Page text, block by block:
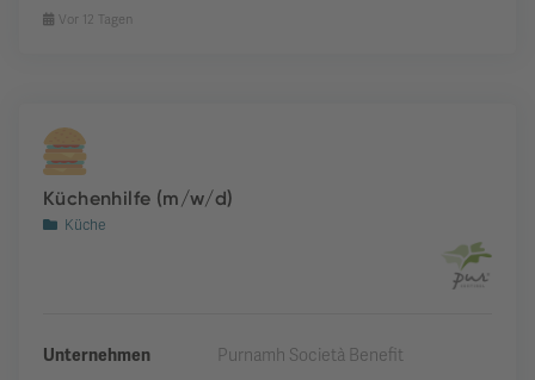
Vor 12 Tagen
Küchenhilfe (m/w/d)
Küche
Unternehmen
Purnamh Società Benefit